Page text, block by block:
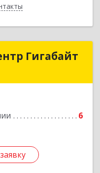
Гигабайт
6
Гигабайт
Подробнее